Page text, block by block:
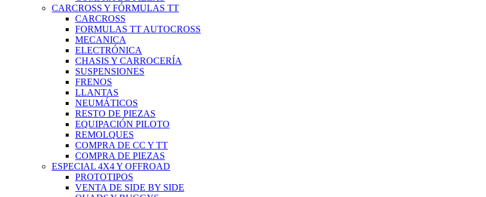
CARCROSS Y FÓRMULAS TT
CARCROSS
FORMULAS TT AUTOCROSS
MECANICA
ELECTRÓNICA
CHASIS Y CARROCERÍA
SUSPENSIONES
FRENOS
LLANTAS
NEUMÁTICOS
RESTO DE PIEZAS
EQUIPACIÓN PILOTO
REMOLQUES
COMPRA DE CC Y TT
COMPRA DE PIEZAS
ESPECIAL 4X4 Y OFFROAD
PROTOTIPOS
VENTA DE SIDE BY SIDE